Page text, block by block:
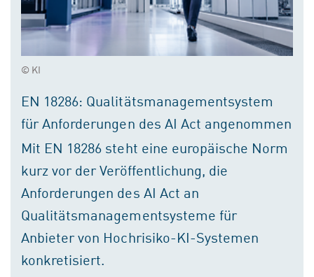
© KI
EN 18286: Qualitätsmanagementsystem
für Anforderungen des AI Act angenommen
Mit EN 18286 steht eine europäische Norm
kurz vor der Veröffentlichung, die
Anforderungen des AI Act an
Qualitätsmanagementsysteme für
Anbieter von Hochrisiko-KI-Systemen
konkretisiert.